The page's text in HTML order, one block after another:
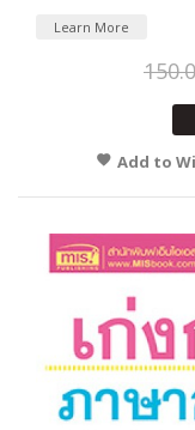
Learn More
Add to